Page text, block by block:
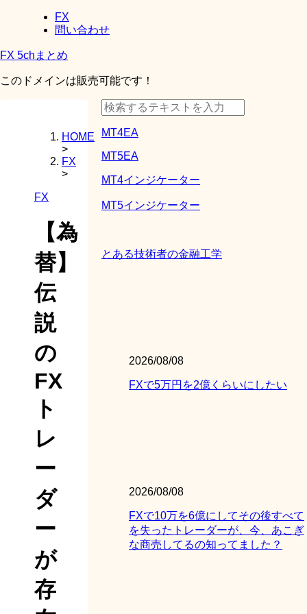
FX
問い合わせ
FX 5chまとめ
このドメインは販売可能です！
HOME
>
FX
>
FX
【為
替】
伝
説
の
FX
ト
レ
ー
ダ
ー
が
存
MT4EA
MT5EA
MT4インジケーター
MT5インジケーター
とある技術者の金融工学
2026/08/08
FXで5万円を2億くらいにしたい
2026/08/08
FXで10万を6億にしてその後すべて
を失ったトレーダーが、今、あこぎ
な商売してるの知ってました？